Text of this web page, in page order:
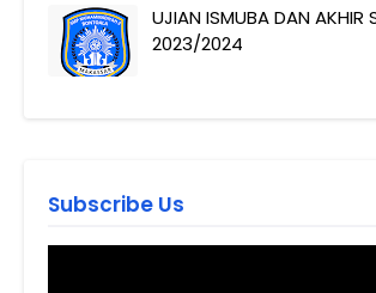
UJIAN ISMUBA DAN AKHIR
2023/2024
Subscribe Us